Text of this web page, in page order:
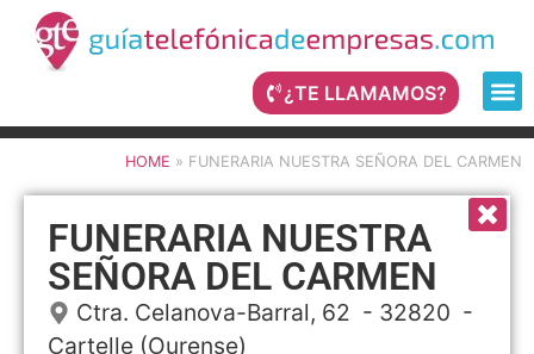
¿TE LLAMAMOS?
HOME » FUNERARIA NUESTRA SEÑORA DEL CARMEN
FUNERARIA NUESTRA
SEÑORA DEL CARMEN
Ctra. Celanova-Barral, 62 - 32820 -
Cartelle (Ourense)